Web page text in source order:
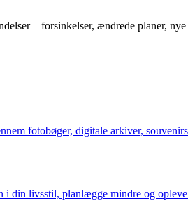
– forsinkelser, ændrede planer,
fotobøger, digitale arkiver,
din livsstil, planlægge mindre og